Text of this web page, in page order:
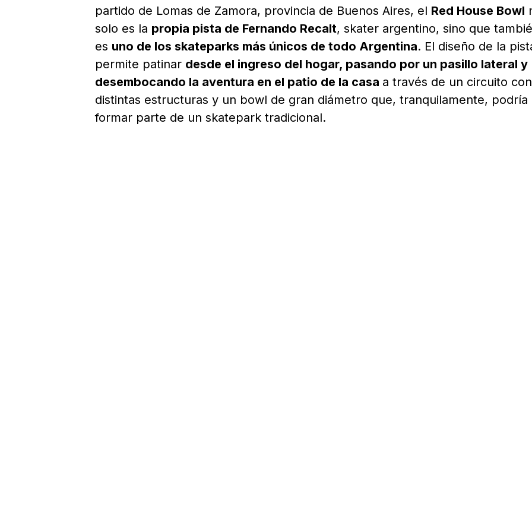
partido de Lomas de Zamora, provincia de Buenos Aires, el Red House Bowl
solo es la propia pista de Fernando Recalt, skater argentino, sino que
es uno de los skateparks más únicos de todo Argentina. El diseño de la
permite patinar desde el ingreso del hogar, pasando por un pasillo lateral y
desembocando la aventura en el patio de la casa a través de un circuito con
distintas estructuras y un bowl de gran diámetro que, tranquilamente, podría
formar parte de un skatepark tradicional.